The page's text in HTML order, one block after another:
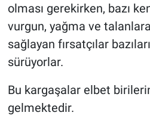
olması gerekirken, bazı
vurgun, yağma ve
sağlayan fırsatçılar
sürüyorlar.
Bu kargaşalar elbet
gelmektedir.
Kültür Sanat
Eğitim
Yaşam